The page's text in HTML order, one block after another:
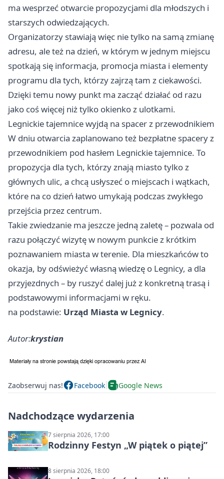
ma wesprzeć otwarcie propozycjami dla młodszych i
starszych odwiedzających.
Organizatorzy stawiają więc nie tylko na samą zmianę
adresu, ale też na dzień, w którym w jednym miejscu
spotkają się informacja, promocja miasta i elementy
programu dla tych, którzy zajrzą tam z ciekawości.
Dzięki temu nowy punkt ma zacząć działać od razu
jako coś więcej niż tylko okienko z ulotkami.
Legnickie tajemnice wyjdą na spacer z przewodnikiem
W dniu otwarcia zaplanowano też bezpłatne spacery z
przewodnikiem pod hasłem Legnickie tajemnice. To
propozycja dla tych, którzy znają miasto tylko z
głównych ulic, a chcą usłyszeć o miejscach i wątkach,
które na co dzień łatwo umykają podczas zwykłego
przejścia przez centrum.
Takie zwiedzanie ma jeszcze jedną zaletę – pozwala od
razu połączyć wizytę w nowym punkcie z krótkim
poznawaniem miasta w terenie. Dla mieszkańców to
okazja, by odświeżyć własną wiedzę o Legnicy, a dla
przyjezdnych – by ruszyć dalej już z konkretną trasą i
podstawowymi informacjami w ręku.
na podstawie: Urząd Miasta w Legnicy.
Autor:krystian
Zaobserwuj nas! Facebook Google News
Nadchodzące wydarzenia
7 sierpnia 2026, 17:00
Rodzinny Festyn „W piątek o piątej”
8 sierpnia 2026, 18:00